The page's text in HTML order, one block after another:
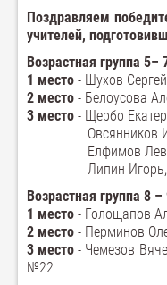
Поздравляем
учителей,
Возрастная группа 5–
1 место - Шухов
2 место - Белоусова
3 место - Щербо
Овсянников
Елфимов Лев,
Липин Игорь,
Возрастная группа 8
1 место - Голощапов
2 место - Перминов
3 место - Чемезов
№22